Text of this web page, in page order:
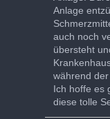
Anlage
auch noch
übersteht
während
Ich hoffe es
diese tolle